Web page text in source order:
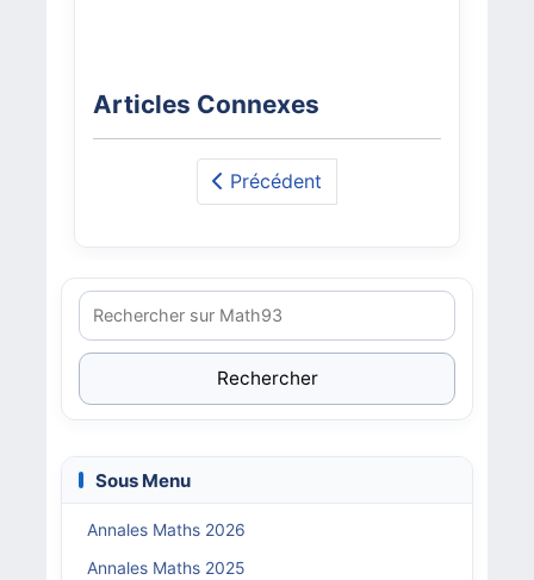
Articles Connexes
Précédent
Rechercher
Sous Menu
Annales Maths 2026
Annales Maths 2025